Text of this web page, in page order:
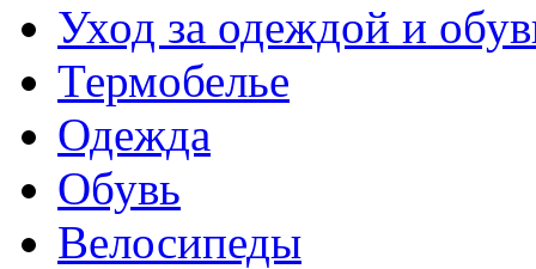
Уход за одеждой и
Термобелье
Одежда
Обувь
Велосипеды